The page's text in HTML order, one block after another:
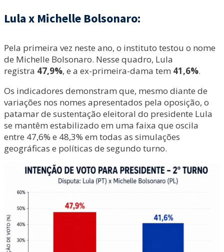
Lula x Michelle Bolsonaro:
Pela primeira vez neste ano, o instituto testou o nome
de Michelle Bolsonaro. Nesse quadro, Lula
registra 47,9%, e a ex-primeira-dama tem 41,6%.
Os indicadores demonstram que, mesmo diante de
variações nos nomes apresentados pela oposição, o
patamar de sustentação eleitoral do presidente Lula
se mantêm estabilizado em uma faixa que oscila
entre 47,6% e 48,3% em todas as simulações
geográficas e políticas de segundo turno.